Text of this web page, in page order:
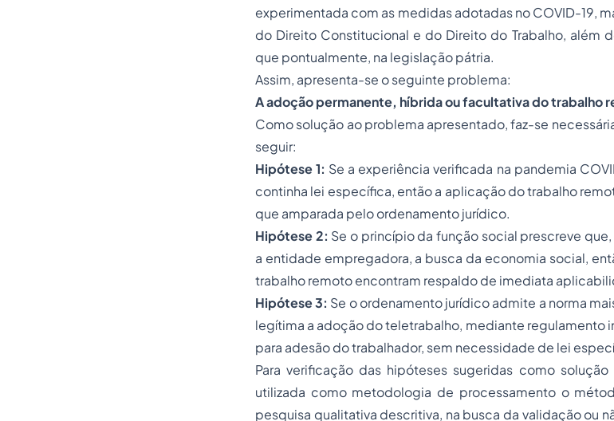
experimentada com as medidas adotadas no COVID-19,
do Direito Constitucional e do Direito do Trabalho, além
que pontualmente, na legislação pátria.
Assim, apresenta-se o seguinte problema:
A adoção permanente, híbrida ou facultativa do trabalho
Como solução ao problema apresentado, faz-se
seguir:
Hipótese 1: Se a experiência verificada na pandemia
continha lei específica, então a aplicação do trabalho
que amparada pelo ordenamento jurídico.
Hipótese 2: Se o princípio da função social prescreve
a entidade empregadora, a busca da economia social,
trabalho remoto encontram respaldo de imediata
Hipótese 3: Se o ordenamento jurídico admite a norma
legítima a adoção do teletrabalho, mediante regulamento
para adesão do trabalhador, sem necessidade de lei
Para verificação das hipóteses sugeridas como
utilizada como metodologia de processamento o
pesquisa qualitativa descritiva, na busca da validação ou